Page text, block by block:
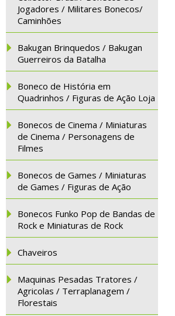
Jogadores / Militares Bonecos/
Caminhões
Bakugan Brinquedos / Bakugan
Guerreiros da Batalha
Boneco de História em
Quadrinhos / Figuras de Ação Loja
Bonecos de Cinema / Miniaturas
de Cinema / Personagens de
Filmes
Bonecos de Games / Miniaturas
de Games / Figuras de Ação
Bonecos Funko Pop de Bandas de
Rock e Miniaturas de Rock
Chaveiros
Maquinas Pesadas Tratores /
Agricolas / Terraplanagem /
Florestais